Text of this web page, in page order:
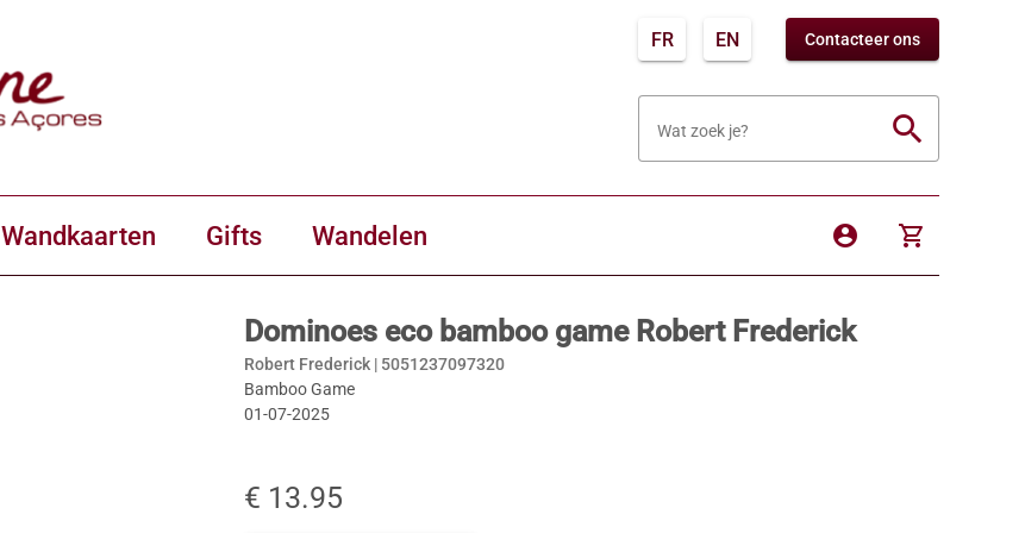
FR EN Contacteer ons
Wat zoek je? search
Wandkaarten Gifts Wandelen account_circle shopping_cart
Dominoes eco bamboo game Robert Frederick
Robert Frederick | 5051237097320
Bamboo Game
01-07-2025
€ 13.95